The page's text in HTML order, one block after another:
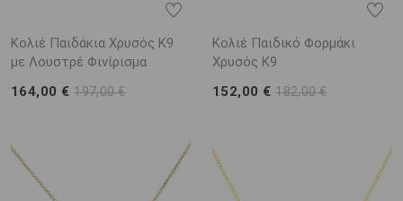
Κολιέ Παιδάκια Χρυσός Κ9
με Λουστρέ Φινίρισμα
164,00 €197,00 €
Κολιέ Παιδικό Φορμάκι
Χρυσός Κ9
152,00 €182,00 €